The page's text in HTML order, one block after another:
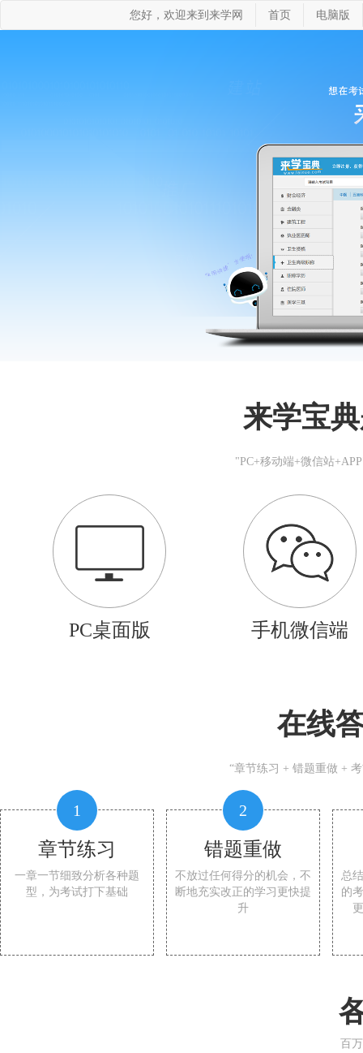
您好，欢迎来到来学网 首页 电脑版
来学宝
"PC+移动端+微信站
PC桌面版 手机微信端
在线
“章节练习 + 错题重做 +
1
章节练习
一章一节细致分析各种题
型，为考试打下基础
2
错题重做
不放过任何得分的机会，不
断地充实改正的学习更快提
升
总
的
百